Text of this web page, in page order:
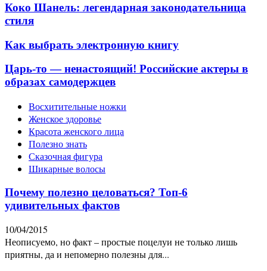
Коко Шанель: легендарная законодательница
стиля
Как выбрать электронную книгу
Царь-то — ненастоящий! Российские актеры в
образах самодержцев
Восхитительные ножки
Женское здоровье
Красота женского лица
Полезно знать
Сказочная фигура
Шикарные волосы
Почему полезно целоваться? Топ-6
удивительных фактов
10/04/2015
Неописуемо, но факт – простые поцелуи не только лишь
приятны, да и непомерно полезны для...